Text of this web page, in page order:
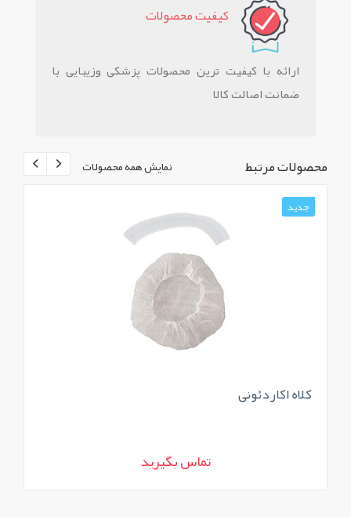
کيفيت محصولات
ارائه با کیفیت ترین محصولات پزشکی وزیبایی با
ضمانت اصالت کالا
نمایش همه محصولات محصولات مرتبط
جدید
کلاه اکاردئونی
تماس بگیرید